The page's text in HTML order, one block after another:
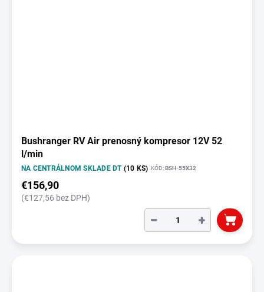
Bushranger RV Air prenosný kompresor 12V 52
l/min
NA CENTRÁLNOM SKLADE DT (10 KS) KÓD:BSH-55X32
€156,90
(€127,56 bez DPH)
+
−